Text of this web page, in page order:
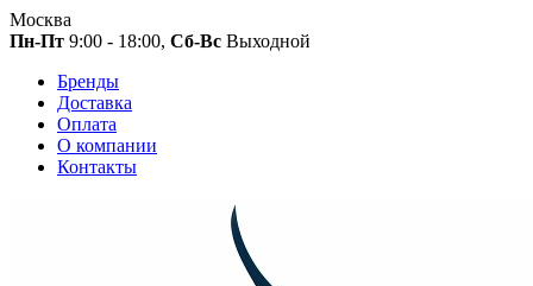
Москва
Пн-Пт 9:00 - 18:00, Сб-Вс Выходной
Бренды
Доставка
Оплата
О компании
Контакты